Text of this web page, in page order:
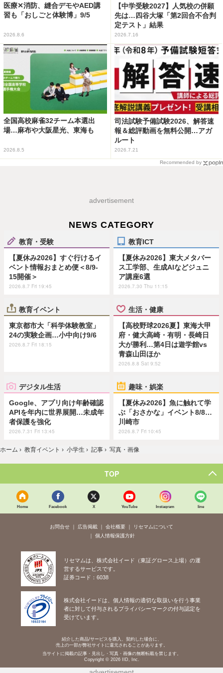
医療✕消防、縫合デモやAED講
習も「おしごと体験博」9/5
2026.8.6
【中学受験2027】人気校の併願
先は…四谷大塚「第2回合不合判
定テスト」結果
2026.7.16
全国高校麻雀32チーム本選出
場…麻布や大阪星光、東海も
2026.8.5
司法試験予備試験2026、解答速
報＆総評動画を無料公開…アガ
ルート
2026.7.21
Recommended by
advertisement
NEWS CATEGORY
教育・受験
【夏休み2026】すぐ行けるイ
ベント情報おまとめ便＜8/9-
15開催＞
2026.8.7 Fri 19:45
教育ICT
【夏休み2026】東大メタバー
ス工学部、生成AIなどジュニ
ア講座6選
2026.7.30 Thu 11:15
教育イベント
東京都市大「科学体験教室」
24の実験企画…小中向け9/6
2026.8.7 Fri 18:15
生活・健康
【高校野球2026夏】東海大甲
府・健大高崎・有明・長崎日
大が勝利…第4日は遊学館vs
青森山田ほか
2026.8.8 Sat 9:52
デジタル生活
Google、アプリ向け年齢確認
APIを年内に世界展開…未成年
者保護を強化
2026.7.31 Fri 13:45
趣味・娯楽
【夏休み2026】魚に触れて学
ぶ「おさかな」イベント8/8…
川崎市
2026.8.7 Fri 10:45
ホーム › 教育イベント › 小学生 › 記事 › 写真・画像
TOP
Home Facebook X YouTube Instagram line
お問合せ 広告掲載 会社概要
リセマムについて
個人情報保護方針
リセマムは、株式会社イード（東証グロース上場）の運
営するサービスです。
証券コード：6038
株式会社イードは、個人情報の適切な取扱いを行う事業
者に対して付与されるプライバシーマークの付与認定を
受けています。
紹介した商品/サービスを購入、契約した場合に、
売上の一部が弊社サイトに還元されることがあります。
当サイトに掲載の記事・見出し・写真・画像の無断転載を禁じます。
Copyright © 2026 IID, Inc.